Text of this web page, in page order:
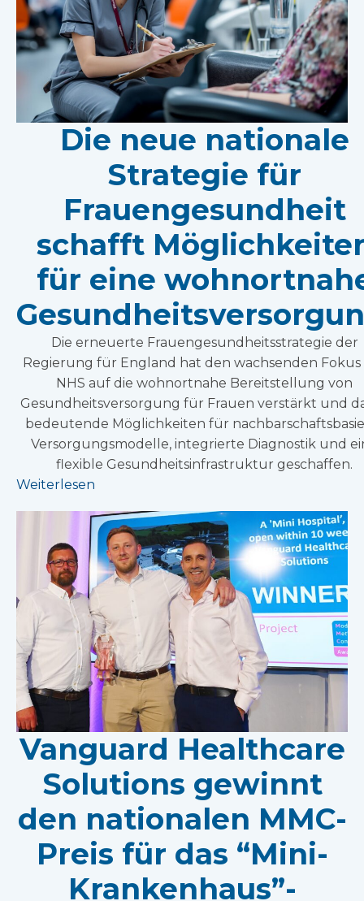
Die neue nationale
Strategie für
Frauengesundheit
schafft
für eine
Die erneuerte Frauengesundheitsstrategie der
Regierung für England hat den wachsenden Fokus
NHS auf die wohnortnahe Bereitstellung von
Gesundheitsversorgung für Frauen verstärkt und
bedeutende Möglichkeiten für
Versorgungsmodelle, integrierte Diagnostik und
flexible Gesundheitsinfrastruktur geschaffen.
Weiterlesen
Vanguard Healthcare
Solutions gewinnt
den nationalen MMC-
Preis für das “Mini-
Krankenhaus”-